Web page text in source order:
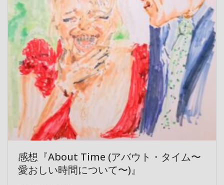
感想『About Time (アバウト・タイム〜
愛おしい時間について〜)』